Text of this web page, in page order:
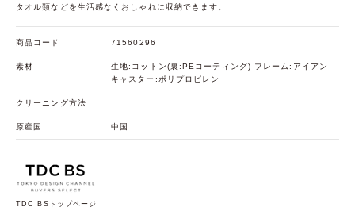
タオル類などを生活感なくおしゃれに収納できます。
商品コード 71560296
素材
生地:コットン(裏:PEコーティング) フレーム:アイアン
キャスター:ポリプロピレン
クリーニング方法
原産国 中国
TDC BSトップページ